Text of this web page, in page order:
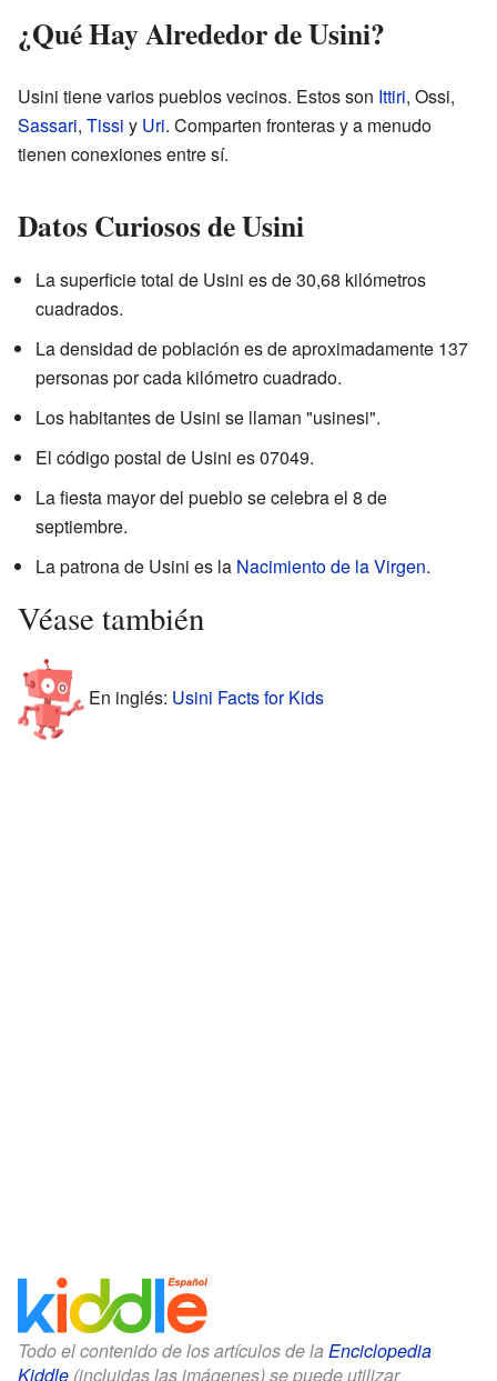
¿Qué Hay Alrededor de Usini?
Usini tiene varios pueblos vecinos. Estos son Ittiri, Ossi,
Sassari, Tissi y Uri. Comparten fronteras y a menudo
tienen conexiones entre sí.
Datos Curiosos de Usini
La superficie total de Usini es de 30,68 kilómetros
cuadrados.
La densidad de población es de aproximadamente 137
personas por cada kilómetro cuadrado.
Los habitantes de Usini se llaman "usinesi".
El código postal de Usini es 07049.
La fiesta mayor del pueblo se celebra el 8 de
septiembre.
La patrona de Usini es la Nacimiento de la Virgen.
Véase también
En inglés: Usini Facts for Kids
Todo el contenido de los artículos de la Enciclopedia
Kiddle (incluidas las imágenes) se puede utilizar